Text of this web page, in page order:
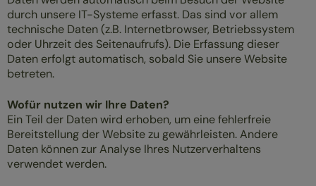
durch unsere IT-Systeme erfasst. Das sind vor allem
technische Daten (z.B. Internetbrowser, Betriebssystem
oder Uhrzeit des Seitenaufrufs). Die Erfassung dieser
Daten erfolgt automatisch, sobald Sie unsere Website
betreten.
Wofür nutzen wir Ihre Daten?
Ein Teil der Daten wird erhoben, um eine fehlerfreie
Bereitstellung der Website zu gewährleisten. Andere
Daten können zur Analyse Ihres Nutzerverhaltens
verwendet werden.